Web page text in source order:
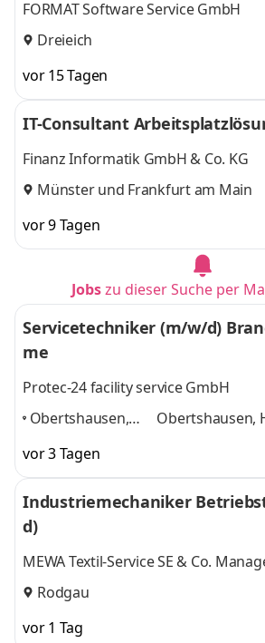
FORMAT Software Service GmbH
Dreieich
vor 15 Tagen
IT-Consultant
Finanz Informatik GmbH & Co. KG
Münsterund Frankfurt am Main
vor 9 Tagen
Jobszu dieser Suche per
Servicetechniker (m/w/d)
me
Protec-24 facility service GmbH
Obertshausen,
Frankfurt,
Darmstadt, Mainz,
Obertshausen,
4 weitere
vor 3 Tagen
Industriemechaniker
d)
MEWA Textil-Service SE & Co.
OHGRodgau
vor 1 Tag